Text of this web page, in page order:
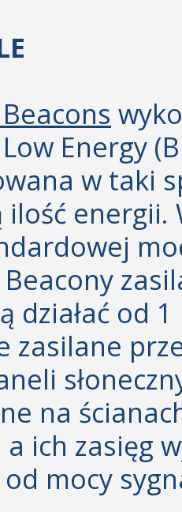
Energy
w taki
energii.
działać od
zasilane
na
ich zasięg
mocy